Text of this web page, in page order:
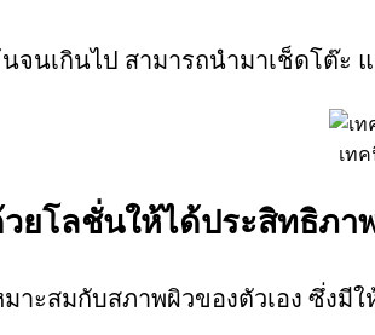
จนเกินไป สามารถนำมาเช็ดโต๊ะ
เท
ยโลชั่นให้ได้ประสิทธิภา
าะสมกับสภาพผิวของตัวเอง ซึ่ง